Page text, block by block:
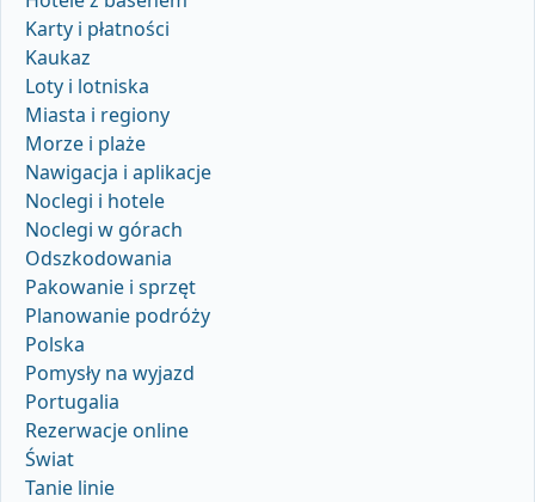
Karty i płatności
Kaukaz
Loty i lotniska
Miasta i regiony
Morze i plaże
Nawigacja i aplikacje
Noclegi i hotele
Noclegi w górach
Odszkodowania
Pakowanie i sprzęt
Planowanie podróży
Polska
Pomysły na wyjazd
Portugalia
Rezerwacje online
Świat
Tanie linie